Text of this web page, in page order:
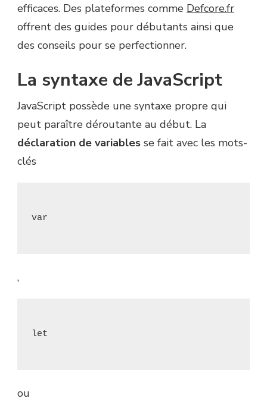
efficaces. Des plateformes comme Defcore.fr
offrent des guides pour débutants ainsi que
des conseils pour se perfectionner.
La syntaxe de JavaScript
JavaScript possède une syntaxe propre qui
peut paraître déroutante au début. La
déclaration de variables se fait avec les mots-
clés
,
ou